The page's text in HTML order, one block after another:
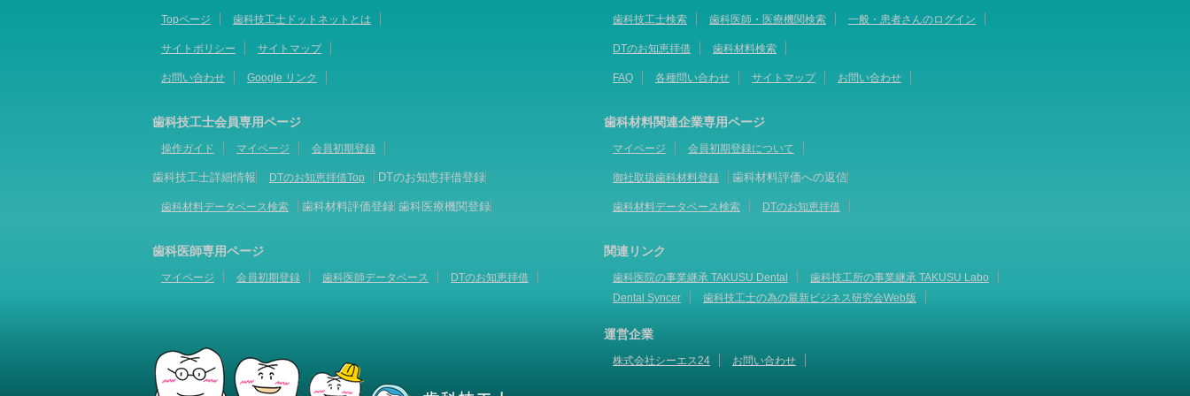
Topページ 歯科技工士ドットネットとは
サイトポリシー サイトマップ
お問い合わせ Google リンク
歯科技工士検索 歯科医師・医療機関検索 一般・患者さんのログイン
DTのお知恵拝借 歯科材料検索
FAQ 各種問い合わせ サイトマップ お問い合わせ
歯科技工士会員専用ページ
操作ガイド マイページ 会員初期登録
歯科技工士詳細情報 DTのお知恵拝借Top DTのお知恵拝借登録
歯科材料データベース検索 歯科材料評価登録 歯科医療機関登録
歯科材料関連企業専用ページ
マイページ 会員初期登録について
御社取扱歯科材料登録 歯科材料評価への返信
歯科材料データベース検索 DTのお知恵拝借
歯科医師専用ページ
マイページ 会員初期登録 歯科医師データベース DTのお知恵拝借
関連リンク
歯科医院の事業継承 TAKUSU Dental
歯科技工所の事業継承 TAKUSU Labo
Dental Syncer
歯科技工士の為の最新ビジネス研究会Web版
運営企業
株式会社シーエス24 お問い合わせ